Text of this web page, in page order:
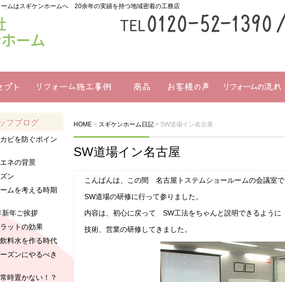
ムはスギケンホームへ 20余年の実績を持つ地域密着の工務店
HOME > スギケンホーム日記 > SW道場イン名古屋
SW道場イン名古屋
こんばんは、この間 名古屋トステムショールームの会議室で
SW道場の研修に行って参りました。
内容は、初心に戻って SW工法をちゃんと説明できるように
技術、営業の研修してきました。
フブログ
ビを防ぐポイン
ネの背景
ン
ムを考える時期
新年ご挨拶
ットの効果
料水を作る時代
ズンにやるべき
時置かない！？